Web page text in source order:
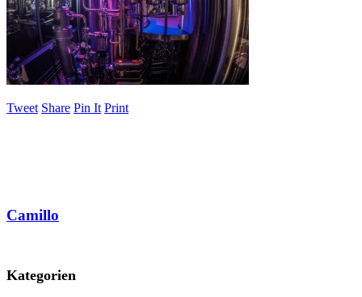
Tweet Share Pin It Print
Camillo
Kategorien